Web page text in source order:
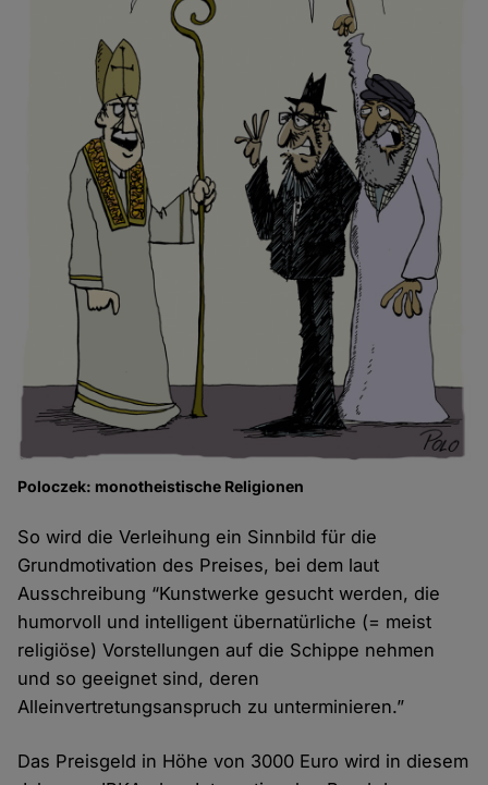
Poloczek: monotheistische Religionen
So wird die Verleihung ein Sinnbild für die
Grundmotivation des Preises, bei dem laut
Ausschreibung “Kunstwerke gesucht werden, die
humorvoll und intelligent übernatürliche (= meist
religiöse) Vorstellungen auf die Schippe nehmen
und so geeignet sind, deren
Alleinvertretungsanspruch zu unterminieren.”
Das Preisgeld in Höhe von 3000 Euro wird in diesem